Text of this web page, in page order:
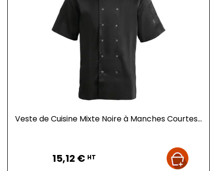
Veste de Cuisine Mixte Noire à Manches Courtes...
15,12 € HT